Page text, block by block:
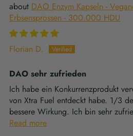
DAO Enzym Kapseln -
Erbsensprossen - 300.000 HDU
Florian D.
DAO sehr zufrieden
Ich habe ein Konkurrenzprodukt
von Xtra Fuel entdeckt habe. 1/3
bessere Wirkung. Ich bin sehr
Read more